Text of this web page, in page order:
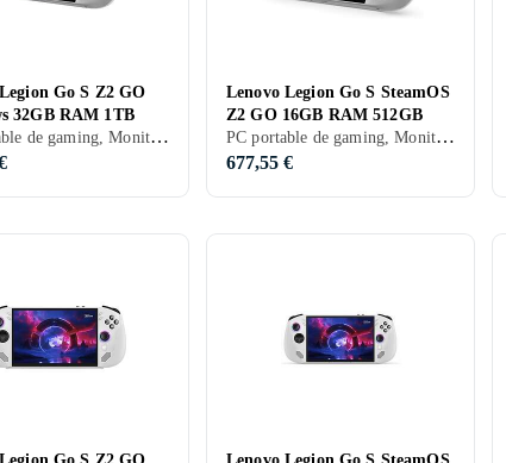
Go S Z2 GO
32GB RAM 1TB
PC portable de gaming, Moniteur LCD, 2024, Wi-Fi
Lenovo Legion Go S SteamOS
Z2 GO 16GB RAM 512GB
PC portable de gaming, Moniteur LCD, 2024, Wi-Fi
677,55 €